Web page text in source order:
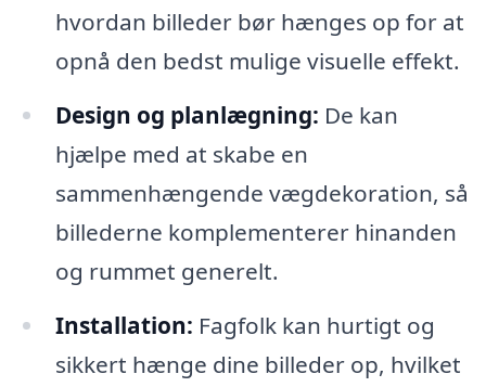
hvordan billeder bør hænges op for at
opnå den bedst mulige visuelle effekt.
Design og planlægning: De kan
hjælpe med at skabe en
sammenhængende vægdekoration, så
billederne komplementerer hinanden
og rummet generelt.
Installation: Fagfolk kan hurtigt og
sikkert hænge dine billeder op, hvilket